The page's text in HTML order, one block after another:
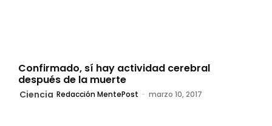
Confirmado, sí hay actividad cerebral
después de la muerte
Ciencia Redacción MentePost - marzo 10, 2017